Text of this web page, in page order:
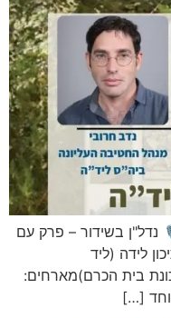
נדל"ן בשידור – פרק עם
לידה (ליד
בית הכרם)מארחים:
[…]